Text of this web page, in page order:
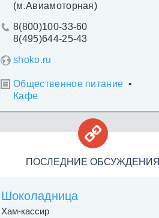
(м.Авиамоторная)
 8(800)100-33-60
8(495)644-25-43
shoko.ru
 Общественное питание •
Кафе

ПОСЛЕДНИЕ ОБСУЖДЕНИЯ
Шоколадница
Хам-кассир